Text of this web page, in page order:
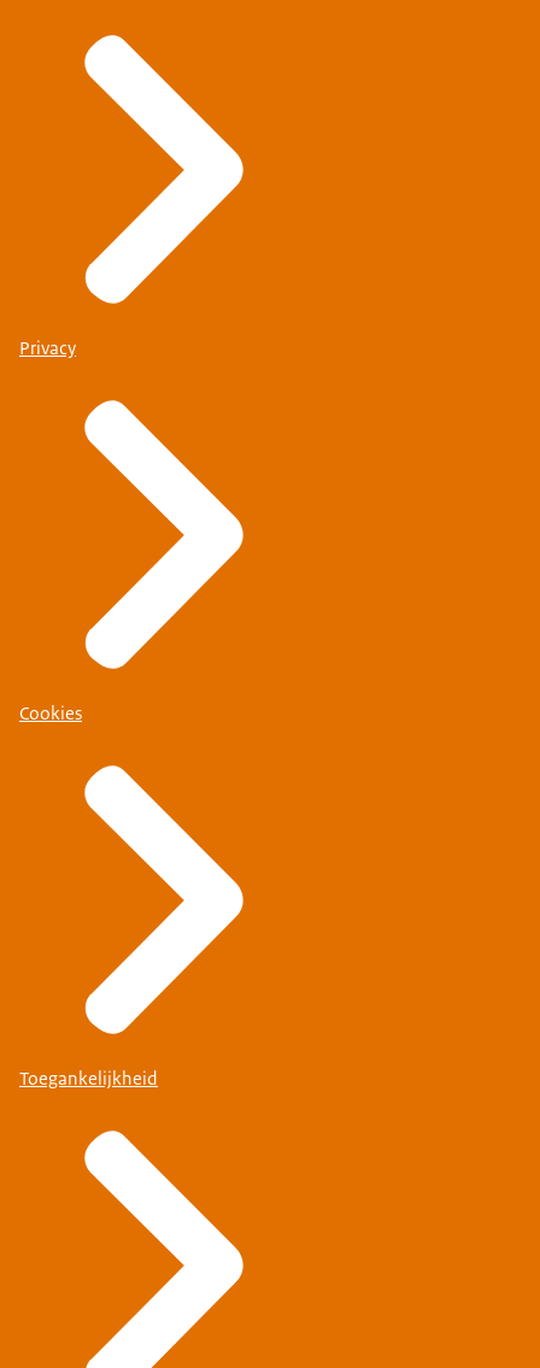
Privacy
Cookies
Toegankelijkheid